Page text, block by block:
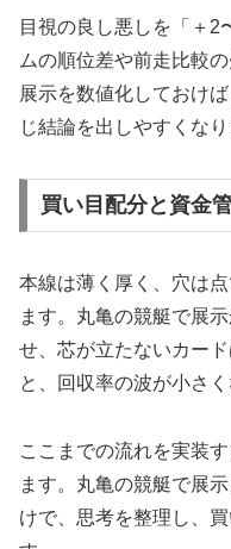
目視の良し悪しを「＋2
ムの順位差や前走比較
展示を数値化しておけ
じ結論を出しやすくなり
買い目配分と資金
本線は薄く厚く、穴は
ます。丸亀の競艇で展
せ、芯が立たないカー
と、回収率の波が小さく
ここまでの流れを実装
ます。丸亀の競艇で展
けで、思考を整理し、